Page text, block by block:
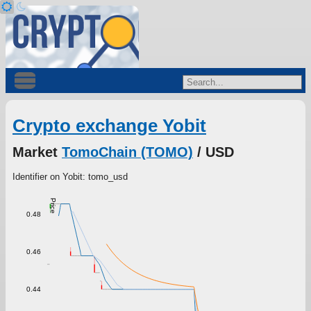
Crypto exchange Yobit
Market TomoChain (TOMO) / USD
Identifier on Yobit: tomo_usd
Price
0.44
0.46
0.48